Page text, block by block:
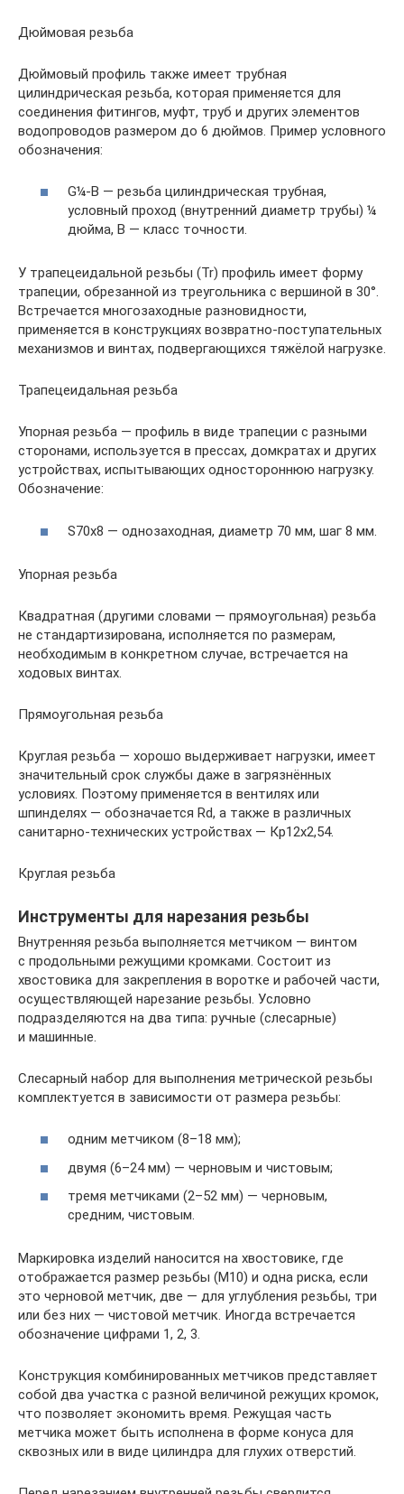
Дюймовая резьба
Дюймовый профиль также имеет трубная
цилиндрическая резьба, которая применяется для
соединения фитингов, муфт, труб и других элементов
водопроводов размером до 6 дюймов. Пример условного
обозначения:
G¼-B — резьба цилиндрическая трубная,
условный проход (внутренний диаметр трубы) ¼
дюйма, B — класс точности.
У трапецеидальной резьбы (Tr) профиль имеет форму
трапеции, обрезанной из треугольника с вершиной в 30°.
Встречается многозаходные разновидности,
применяется в конструкциях возвратно-поступательных
механизмов и винтах, подвергающихся тяжёлой нагрузке.
Трапецеидальная резьба
Упорная резьба — профиль в виде трапеции с разными
сторонами, используется в прессах, домкратах и других
устройствах, испытывающих одностороннюю нагрузку.
Обозначение:
S70х8 — однозаходная, диаметр 70 мм, шаг 8 мм.
Упорная резьба
Квадратная (другими словами — прямоугольная) резьба
не стандартизирована, исполняется по размерам,
необходимым в конкретном случае, встречается на
ходовых винтах.
Прямоугольная резьба
Круглая резьба — хорошо выдерживает нагрузки, имеет
значительный срок службы даже в загрязнённых
условиях. Поэтому применяется в вентилях или
шпинделях — обозначается Rd, а также в различных
санитарно-технических устройствах — Кр12х2,54.
Круглая резьба
Инструменты для нарезания резьбы
Внутренняя резьба выполняется метчиком — винтом
с продольными режущими кромками. Состоит из
хвостовика для закрепления в воротке и рабочей части,
осуществляющей нарезание резьбы. Условно
подразделяются на два типа: ручные (слесарные)
и машинные.
Слесарный набор для выполнения метрической резьбы
комплектуется в зависимости от размера резьбы:
одним метчиком (8–18 мм);
двумя (6–24 мм) — черновым и чистовым;
тремя метчиками (2–52 мм) — черновым,
средним, чистовым.
Маркировка изделий наносится на хвостовике, где
отображается размер резьбы (М10) и одна риска, если
это черновой метчик, две — для углубления резьбы, три
или без них — чистовой метчик. Иногда встречается
обозначение цифрами 1, 2, 3.
Конструкция комбинированных метчиков представляет
собой два участка с разной величиной режущих кромок,
что позволяет экономить время. Режущая часть
метчика может быть исполнена в форме конуса для
сквозных или в виде цилиндра для глухих отверстий.